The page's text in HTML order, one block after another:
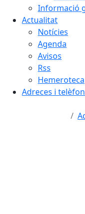
Informació
Actualitat
Notícies
Agenda
Avisos
Rss
Hemeroteca
Adreces i